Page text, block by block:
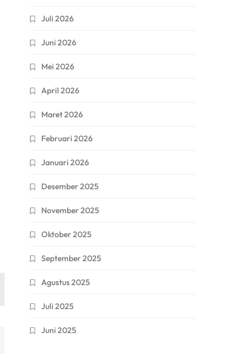
Juli 2026
Juni 2026
Mei 2026
April 2026
Maret 2026
Februari 2026
Januari 2026
Desember 2025
November 2025
Oktober 2025
September 2025
Agustus 2025
Juli 2025
Juni 2025